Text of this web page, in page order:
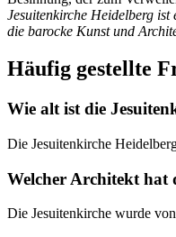
Jesuitenkirche Heidelberg
die barocke Kunst und
Häufig gestellte
Wie alt ist die
Die Jesuitenkirche
Welcher Architekt hat
Die Jesuitenkirche wurde